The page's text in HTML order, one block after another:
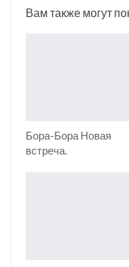
Вам также могут
Бора-Бора Новая
встреча.